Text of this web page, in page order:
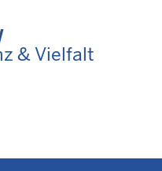
& Vielfalt